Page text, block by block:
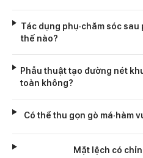
Tác dụng phụ·chăm sóc
thế nào?
Phẫu thuật tạo đường nét
toàn không?
Có thể thu gọn gò má·hàm
Mặt lệch có